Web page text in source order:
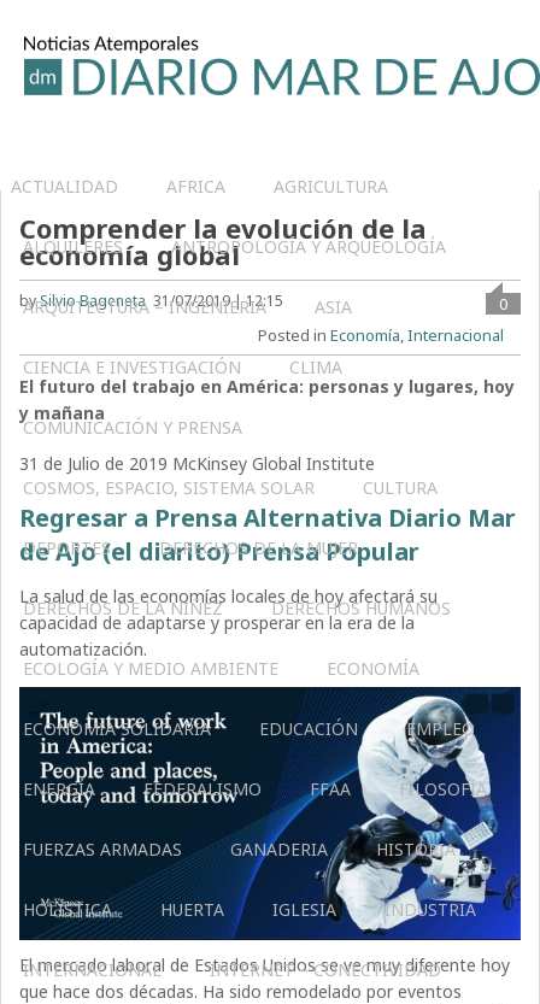
ACTUALIDAD AFRICA AGRICULTURA
ALQUILERES ANTROPOLOGÍA Y ARQUEOLOGÍA
ARQUITECTURA – INGENIERIA ASIA
CIENCIA E INVESTIGACIÓN CLIMA
COMUNICACIÓN Y PRENSA
COSMOS, ESPACIO, SISTEMA SOLAR CULTURA
DEPORTES DERECHOS DE LA MUJER
DERECHOS DE LA NIÑEZ DERECHOS HUMANOS
ECOLOGÍA Y MEDIO AMBIENTE ECONOMÍA
ECONOMÍA SOLIDARIA EDUCACIÓN EMPLEO
ENERGÍA FEDERALISMO FFAA FILOSOFÍA
FUERZAS ARMADAS GANADERIA HISTORIA
HOLÍSTICA HUERTA IGLESIA INDUSTRIA
INTERNACIONAL INTERNET – CONECTIVIDAD
Comprender la evolución de la
economía global
bySilvio Bageneta 31/07/2019 | 12:15
0
Posted in Economía,Internacional
El futuro del trabajo en América: personas y lugares, hoy
y mañana
31 de Julio de 2019 McKinsey Global Institute
Regresar a Prensa Alternativa Diario Mar
de Ajo (el diarito) Prensa Popular
La salud de las economías locales de hoy afectará su
capacidad de adaptarse y prosperar en la era de la
automatización.
El mercado laboral de Estados Unidos se ve muy diferente hoy
que hace dos décadas. Ha sido remodelado por eventos